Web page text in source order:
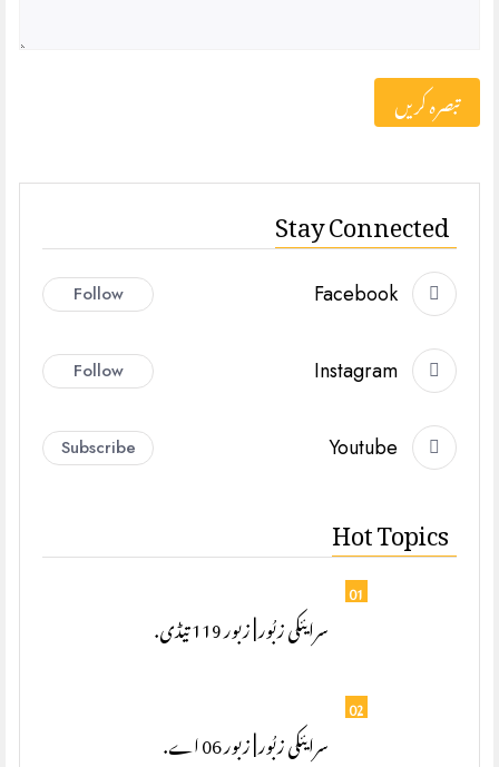
Stay Connected
Facebook
Follow
Instagram
Follow
Youtube
Subscribe
Hot Topics
01
سرایئکی زبُور | زبور 119 تیڈی.
02
سرایئکی زبُور | زبور 06 اے.